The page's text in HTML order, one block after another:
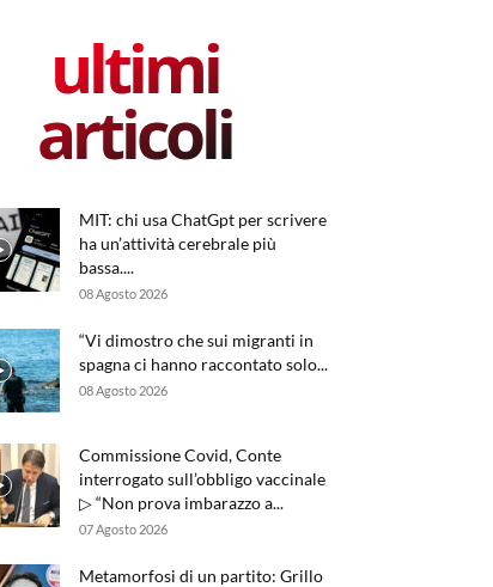
ultimi
articoli
MIT: chi usa ChatGpt per scrivere
ha un’attività cerebrale più
bassa....
08 Agosto 2026
“Vi dimostro che sui migranti in
spagna ci hanno raccontato solo...
08 Agosto 2026
Commissione Covid, Conte
interrogato sull’obbligo vaccinale
▷ “Non prova imbarazzo a...
07 Agosto 2026
Metamorfosi di un partito: Grillo